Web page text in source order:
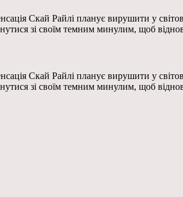
Скай Райлі планує вирушити у
зі своїм темним минулим, щоб
Скай Райлі планує вирушити у
зі своїм темним минулим, щоб